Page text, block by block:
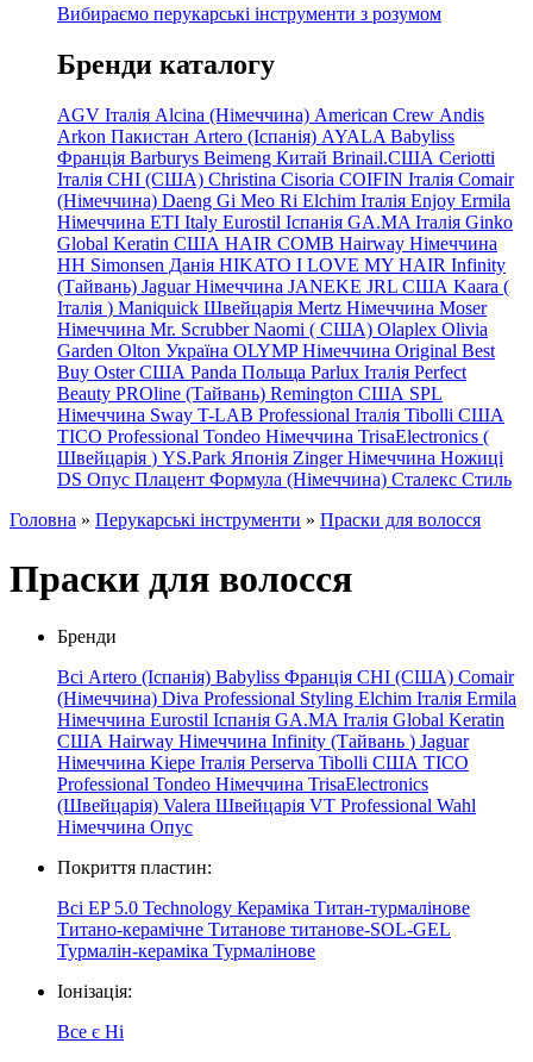
Вибираємо перукарські інструменти з розумом
Бренди каталогу
AGV Італія Alcina (Німеччина) American Crew Andis
Arkon Пакистан Artero (Іспанія) AYALA Babyliss
Франція Barburys Beimeng Китай Brinail.США Ceriotti
Італія CHI (США) Christina Cisoria COIFIN Італія Comair
(Німеччина) Daeng Gi Meo Ri Elchim Італія Enjoy Ermila
Німеччина ETI Italy Eurostil Іспанія GA.MA Італія Ginko
Global Keratin США HAIR COMB Hairway Німеччина
HH Simonsen Данія HIKATO I LOVE MY HAIR Infinity
(Тайвань) Jaguar Німеччина JANEKE JRL США Kaara (
Італія ) Maniquick Швейцарія Mertz Німеччина Moser
Німеччина Mr. Scrubber Naomi ( США) Olaplex Olivia
Garden Olton Україна OLYMP Німеччина Original Best
Buy Oster США Panda Польща Parlux Італія Perfect
Beauty PROline (Тайвань) Remington США SPL
Німеччина Sway T-LAB Professional Італія Tibolli США
TICO Professional Tondeo Німеччина TrisaElectronics (
Швейцарія ) YS.Park Японія Zinger Німеччина Ножиці
DS Опус Плацент Формула (Німеччина) Сталекс Стиль
Головна » Перукарські інструменти » Праски для волосся
Праски для волосся
Бренди
Всі Artero (Іспанія) Babyliss Франція CHI (США) Comair
(Німеччина) Diva Professional Styling Elchim Італія Ermila
Німеччина Eurostil Іспанія GA.MA Італія Global Keratin
США Hairway Німеччина Infinity (Тайвань ) Jaguar
Німеччина Kiepe Італія Perserva Tibolli США TICO
Professional Tondeo Німеччина TrisaElectronics
(Швейцарія) Valera Швейцарія VT Professional Wahl
Німеччина Опус
Покриття пластин:
Всі EP 5.0 Technology Кераміка Титан-турмалінове
Титано-керамічне Титанове титанове-SOL-GEL
Турмалін-кераміка Турмалінове
Іонізація:
Все є Ні